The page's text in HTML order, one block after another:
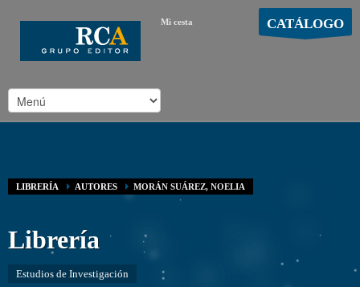
Mi cesta CATÁLOGO
LIBRERÍA AUTORES MORÁN SUÁREZ, NOELIA
Librería
Estudios de Investigación